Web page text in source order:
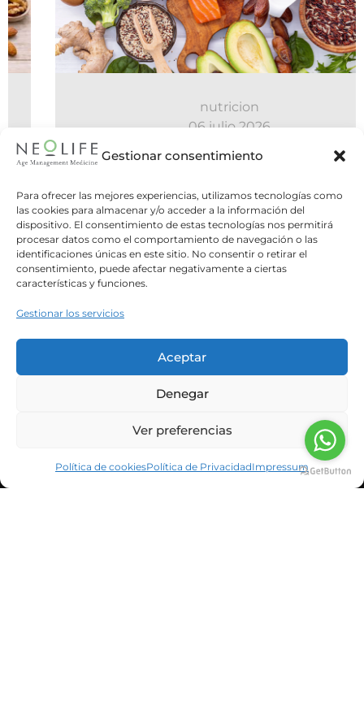
Gestionar consentimiento
Para ofrecer las mejores experiencias, utilizamos tecnologías como
las cookies para almacenar y/o acceder a la información del
dispositivo. El consentimiento de estas tecnologías nos permitirá
procesar datos como el comportamiento de navegación o las
identificaciones únicas en este sitio. No consentir o retirar el
consentimiento, puede afectar negativamente a ciertas
características y funciones.
Gestionar los servicios
Aceptar
Denegar
Ver preferencias
Política de cookiesPolítica de PrivacidadImpressum
nutricion
06 julio 2026
¿Hay que hacer cinco comidas al
intermitente?
Dos estrategias opuestas, una misma
pregunta: ¿cuál es la mejor forma de organizar
nuestras comidas? Durante...